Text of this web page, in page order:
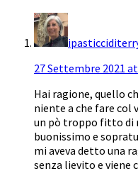
27 Settembre 2021
Hai ragione, quello
niente a che fare col
un pò troppo fitto di
buonissimo e
mi aveva detto una
senza lievito e viene